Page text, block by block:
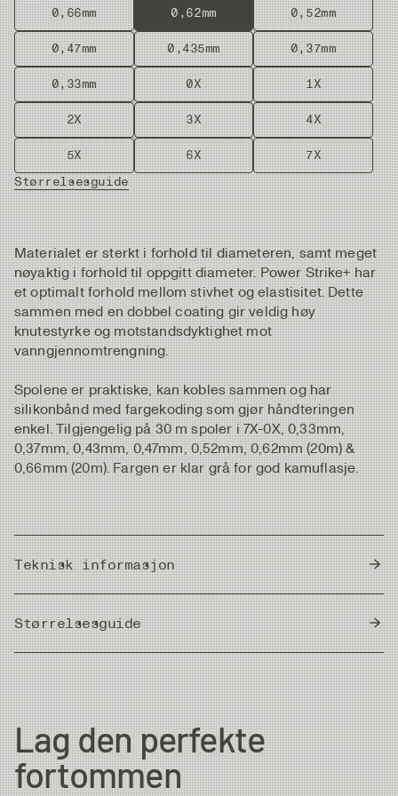
0,66mm
0,62mm 0,52mm
0,47mm 0,435mm 0,37mm
0,33mm 0X 1X
2X 3X 4X
5X 6X
7X
Størrelsesguide
Materialet er sterkt i forhold til diameteren, samt meget
nøyaktig i forhold til oppgitt diameter. Power Strike+ har
et optimalt forhold mellom stivhet og elastisitet. Dette
sammen med en dobbel coating gir veldig høy
knutestyrke og motstandsdyktighet mot
vanngjennomtrengning.
Spolene er praktiske, kan kobles sammen og har
silikonbånd med fargekoding som gjør håndteringen
enkel. Tilgjengelig på 30 m spoler i 7X-0X, 0,33mm,
0,37mm, 0,43mm, 0,47mm, 0,52mm, 0,62mm (20m) &
0,66mm (20m). Fargen er klar grå for god kamuflasje.
Teknisk informasjon
Country of Origin Japan
Størrelsesguide
Meter/Cm|Fot/Tum
Diameter Strength Length/Spool
7X 0.104 mm 1.0kg 30m
Lag den perfekte
fortommen